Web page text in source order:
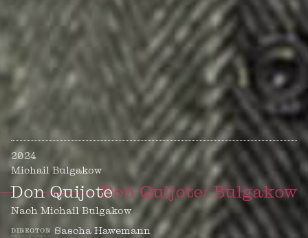
2024
Michail Bulgakow
Don Quijote
–––––––– Don Quijote/ Bulgakow
Nach Michail Bulgakow
director Sascha Hawemann